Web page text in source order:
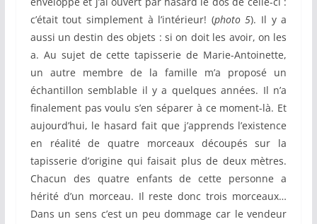
c’était tout simplement à l’intérieur! (photo 5). Il y a
aussi un destin des objets : si on doit les avoir, on les
a. Au sujet de cette tapisserie de Marie-Antoinette,
un autre membre de la famille m’a proposé un
échantillon semblable il y a quelques années. Il n’a
finalement pas voulu s’en séparer à ce moment-là. Et
aujourd’hui, le hasard fait que j’apprends l’existence
en réalité de quatre morceaux découpés sur la
tapisserie d’origine qui faisait plus de deux mètres.
Chacun des quatre enfants de cette personne a
hérité d’un morceau. Il reste donc trois morceaux…
Dans un sens c’est un peu dommage car le vendeur